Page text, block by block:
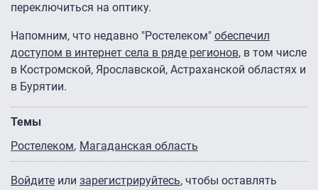
переключиться на оптику.
Напомним, что недавно "Ростелеком" обеспечил
доступом в интернет села в ряде регионов, в том числе
в Костромской, Ярославской, Астраханской областях и
в Бурятии.
Темы
Ростелеком Магаданская область
Войдите или зарегистрируйтесь, чтобы оставлять